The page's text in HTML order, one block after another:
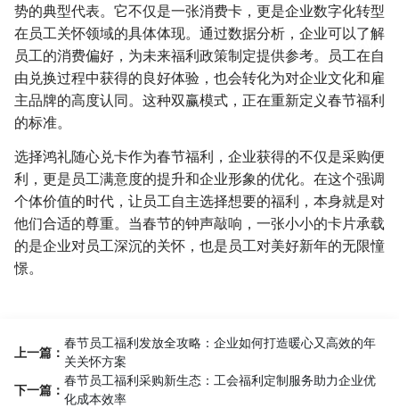
势的典型代表。它不仅是一张消费卡，更是企业数字化转型
在员工关怀领域的具体体现。通过数据分析，企业可以了解
员工的消费偏好，为未来福利政策制定提供参考。员工在自
由兑换过程中获得的良好体验，也会转化为对企业文化和雇
主品牌的高度认同。这种双赢模式，正在重新定义春节福利
的标准。
选择鸿礼随心兑卡作为春节福利，企业获得的不仅是采购便
利，更是员工满意度的提升和企业形象的优化。在这个强调
个体价值的时代，让员工自主选择想要的福利，本身就是对
他们合适的尊重。当春节的钟声敲响，一张小小的卡片承载
的是企业对员工深沉的关怀，也是员工对美好新年的无限憧
憬。
上一篇：
春节员工福利发放全攻略：企业如何打造暖心又高效的年
关关怀方案
下一篇：
春节员工福利采购新生态：工会福利定制服务助力企业优
化成本效率